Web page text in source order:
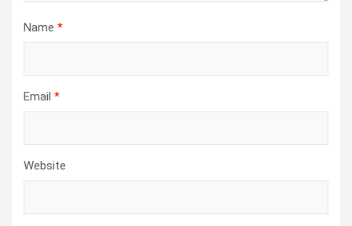
Name *
Email *
Website